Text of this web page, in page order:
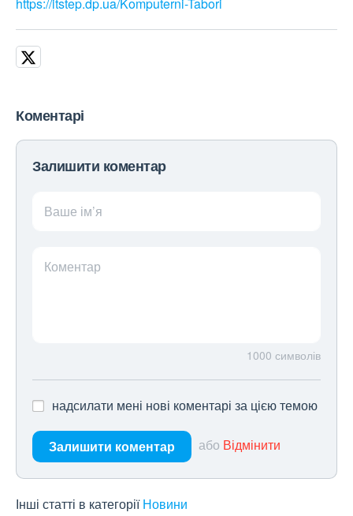
Коментарі
Залишити коментар
Ваше ім’я
Коментар
1000 символів
надсилати мені нові коментарі за цією темою
Залишити коментар або Відмінити
Інші статті в категорії Новини